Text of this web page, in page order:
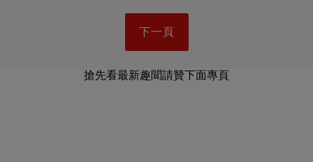
下一頁
搶先看最新趣聞請贊下面專頁